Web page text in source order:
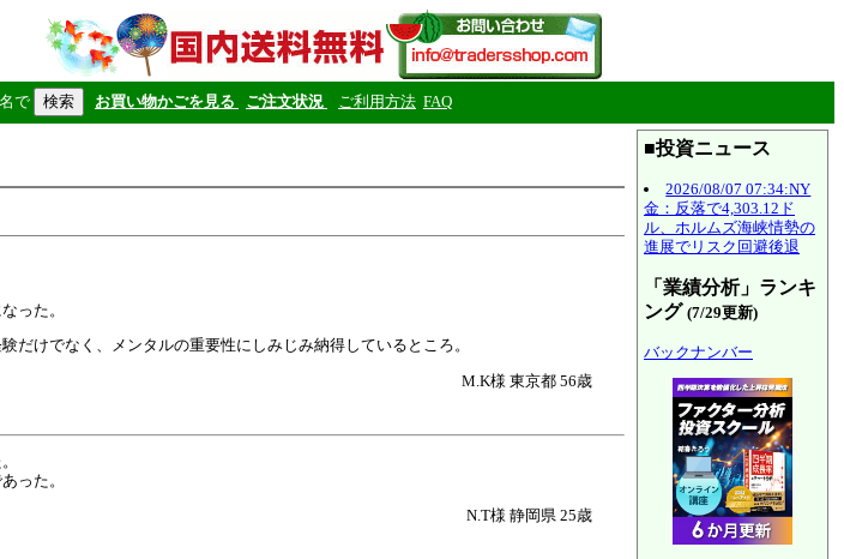
で お買い物かごを見る ご注文状況 ご利用方法 FAQ
った。
だけでなく、メンタルの重要性にしみじみ納得しているところ。
M.K様 東京都 56歳
った。
N.T様 静岡県 25歳
■投資ニュース
2026/08/07 07:34:NY
金：反落で4,303.12ド
ル、ホルムズ海峡情勢の
進展でリスク回避後退
「業績分析」ランキ
ング (7/29更新)
バックナンバー